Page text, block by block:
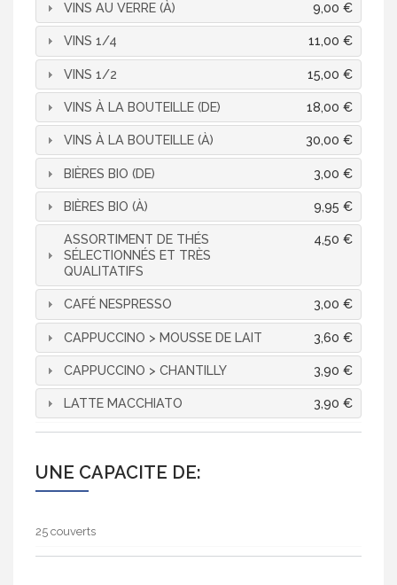
VINS AU VERRE (À) 9,00 €
VINS 1/4 11,00 €
VINS 1/2 15,00 €
VINS À LA BOUTEILLE (DE) 18,00 €
VINS À LA BOUTEILLE (À) 30,00 €
BIÈRES BIO (DE) 3,00 €
BIÈRES BIO (À) 9,95 €
ASSORTIMENT DE THÉS
SÉLECTIONNÉS ET TRÈS
QUALITATIFS
4,50 €
CAFÉ NESPRESSO 3,00 €
CAPPUCCINO > MOUSSE DE LAIT 3,60 €
CAPPUCCINO > CHANTILLY 3,90 €
LATTE MACCHIATO 3,90 €
UNE CAPACITE DE:
25 couverts